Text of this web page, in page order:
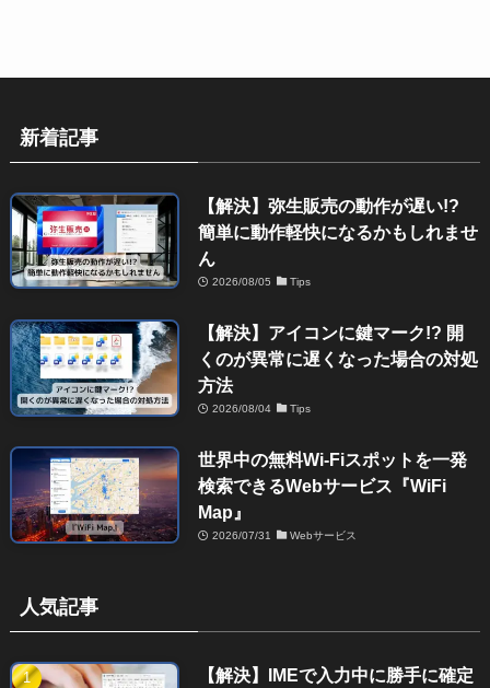
新着記事
【解決】弥生販売の動作が遅い!?
簡単に動作軽快になるかもしれませ
ん
2026/08/05 Tips
【解決】アイコンに鍵マーク!? 開
くのが異常に遅くなった場合の対処
方法
2026/08/04 Tips
世界中の無料Wi-Fiスポットを一発
検索できるWebサービス『WiFi
Map』
2026/07/31 Webサービス
人気記事
【解決】IMEで入力中に勝手に確定